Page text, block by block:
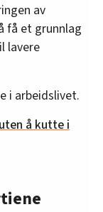
av
få et grunnlag
lavere
i arbeidslivet.
å kutte i